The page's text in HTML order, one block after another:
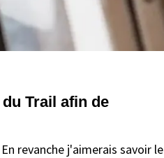
Trail afin de
revanche j'aimerais savoir le